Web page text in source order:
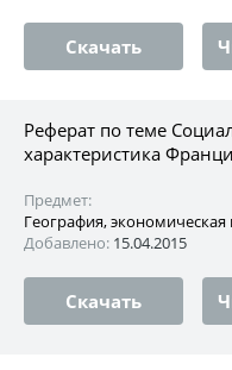
Скачать
Реферат по теме
характеристика
Предмет:
География, экономическая
Добавлено: 15.04.2015
Скачать